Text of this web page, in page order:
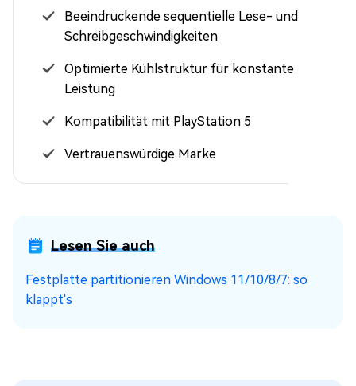
Beeindruckende sequentielle Lese- und
Schreibgeschwindigkeiten
Optimierte Kühlstruktur für konstante
Leistung
Kompatibilität mit PlayStation 5
Vertrauenswürdige Marke
Lesen Sie auch
Festplatte partitionieren Windows 11/10/8/7: so
klappt's